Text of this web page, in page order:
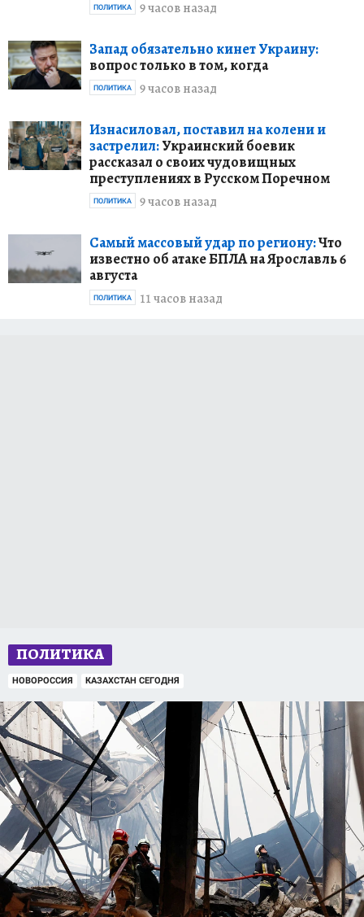
9 часов назад
ПОЛИТИКА
Запад обязательно кинет Украину:
вопрос только в том, когда
9 часов назад
ПОЛИТИКА
Изнасиловал, поставил на колени и
застрелил:Украинский боевик
рассказал о своих чудовищных
преступлениях в Русском Поречном
9 часов назад
ПОЛИТИКА
Самый массовый удар по региону:Что
известно об атаке БПЛА на Ярославль 6
августа
11 часов назад
ПОЛИТИКА
ПОЛИТИКА
НОВОРОССИЯ КАЗАХСТАН СЕГОДНЯ